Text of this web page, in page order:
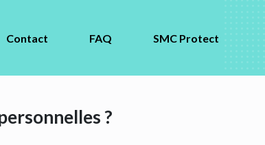
Contact FAQ SMC Protect
?